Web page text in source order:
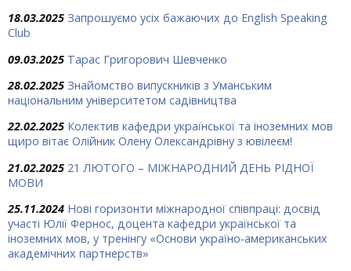
18.03.2025 Запрошуємо усіх бажаючих до English Speaking
Club
09.03.2025 Тарас Григорович Шевченко
28.02.2025 Знайомство випускників з Уманським
національним університетом садівництва
22.02.2025 Колектив кафедри української та іноземних мов
щиро вітає Олійник Олену Олександрівну з ювілеєм!
21.02.2025 21 ЛЮТОГО – МІЖНАРОДНИЙ ДЕНЬ РІДНОЇ
МОВИ
25.11.2024 Нові горизонти міжнародної співпраці: досвід
участі Юлії Фернос, доцента кафедри української та
іноземних мов, у тренінгу «Основи україно-американських
академічних партнерств»